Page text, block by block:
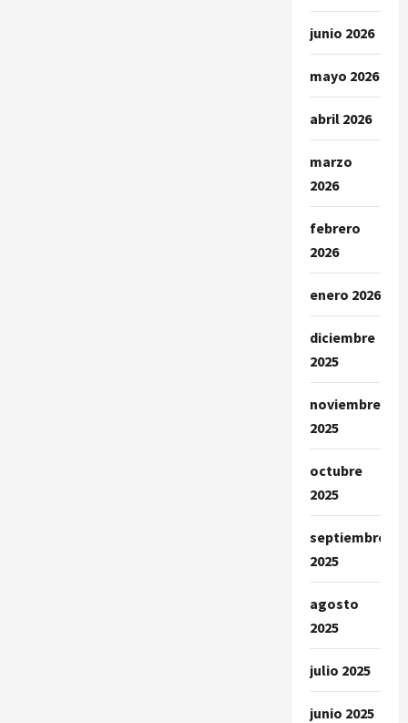
junio 2026
mayo 2026
abril 2026
marzo
2026
febrero
2026
enero 2026
diciembre
2025
noviembre
2025
octubre
2025
septiembre
2025
agosto
2025
julio 2025
junio 2025